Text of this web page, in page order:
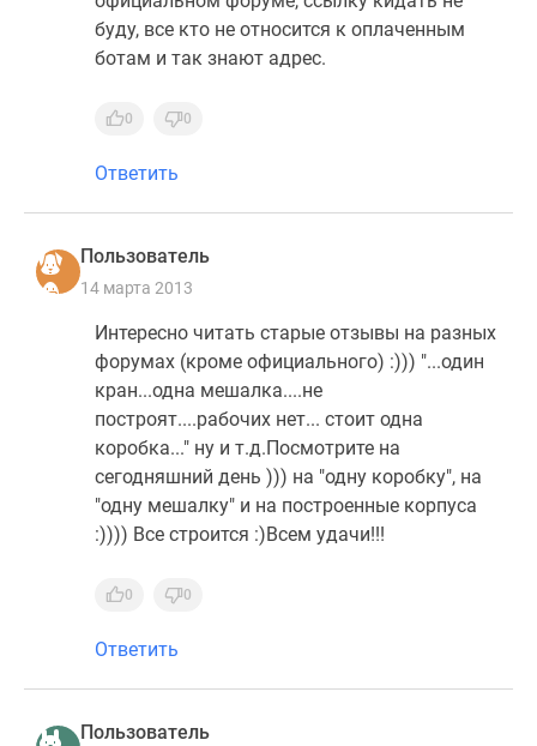
буду, все кто не относится к оплаченным
ботам и так знают адрес.
0 0
Ответить
Пользователь
14 марта 2013
Интересно читать старые отзывы на разных
форумах (кроме официального) :))) "...один
кран...одна мешалка....не
построят....рабочих нет... стоит одна
коробка..." ну и т.д.Посмотрите на
сегодняшний день ))) на "одну коробку", на
"одну мешалку" и на построенные корпуса
:)))) Все строится :)Всем удачи!!!
0 0
Ответить
Пользователь